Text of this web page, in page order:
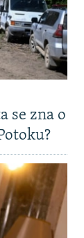
se zna o